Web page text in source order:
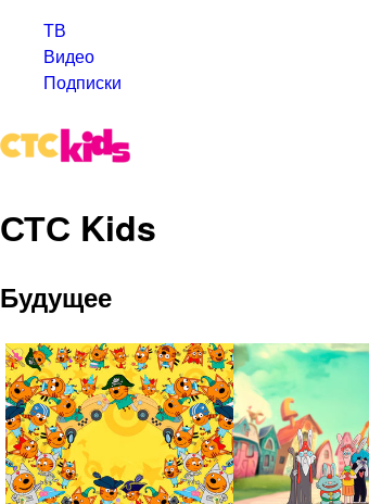
ТВ
Видео
Подписки
СТС Kids
Будущее